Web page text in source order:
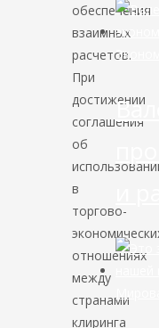
обеспечения
взаимных
расчетов.
При
достижении
соглашения
об
в
торгово-
отношениях
между
странами
клиринга